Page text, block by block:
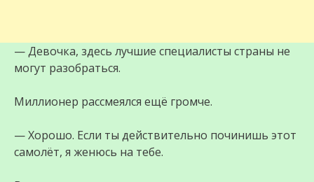
— Девочка, здесь лучшие специалисты страны не
могут разобраться.
Миллионер рассмеялся ещё громче.
— Хорошо. Если ты действительно починишь этот
самолёт, я женюсь на тебе.